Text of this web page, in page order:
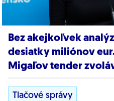
Bez akejkoľvek
desiatky miliónov
Migaľov tender
Tlačové správy